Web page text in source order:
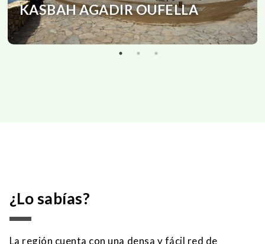
KASBAH AGADIR OUFELLA
¿Lo sabías?
La región cuenta con una densa y fácil red de